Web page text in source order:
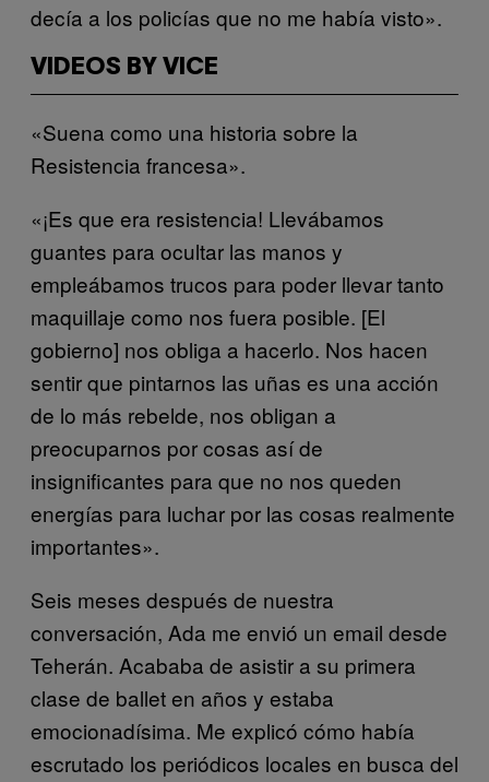
decía a los policías que no me había visto».
VIDEOS BY VICE
«Suena como una historia sobre la
Resistencia francesa».
«¡Es que era resistencia! Llevábamos
guantes para ocultar las manos y
empleábamos trucos para poder llevar tanto
maquillaje como nos fuera posible. [El
gobierno] nos obliga a hacerlo. Nos hacen
sentir que pintarnos las uñas es una acción
de lo más rebelde, nos obligan a
preocuparnos por cosas así de
insignificantes para que no nos queden
energías para luchar por las cosas realmente
importantes».
Seis meses después de nuestra
conversación, Ada me envió un email desde
Teherán. Acababa de asistir a su primera
clase de ballet en años y estaba
emocionadísima. Me explicó cómo había
escrutado los periódicos locales en busca del